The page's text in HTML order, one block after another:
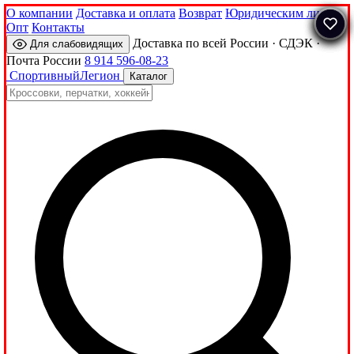
О компании Доставка и оплата Возврат Юридическим лицам
Опт Контакты
Для слабовидящих
Доставка по всей России · СДЭК ·
Почта России 8 914 596-08-23
СпортивныйЛегион Каталог